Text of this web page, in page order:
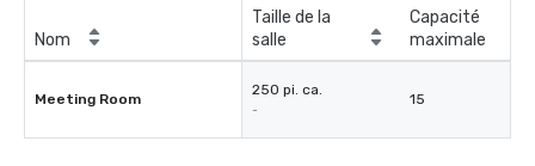
Nom
Taille de la
salle
Capacité
maximale
Meeting Room
250 pi. ca.
-
15